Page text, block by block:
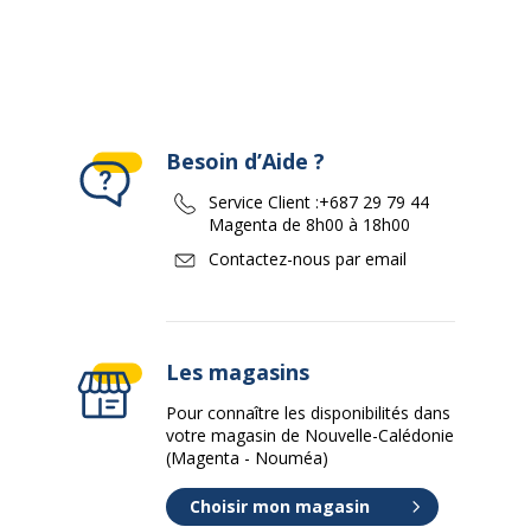
Besoin d’Aide ?
Service Client :+687 29 79 44
Magenta de 8h00 à 18h00
Contactez-nous par email
Les magasins
Pour connaître les disponibilités dans
votre magasin de Nouvelle-Calédonie
(Magenta - Nouméa)
Choisir mon magasin